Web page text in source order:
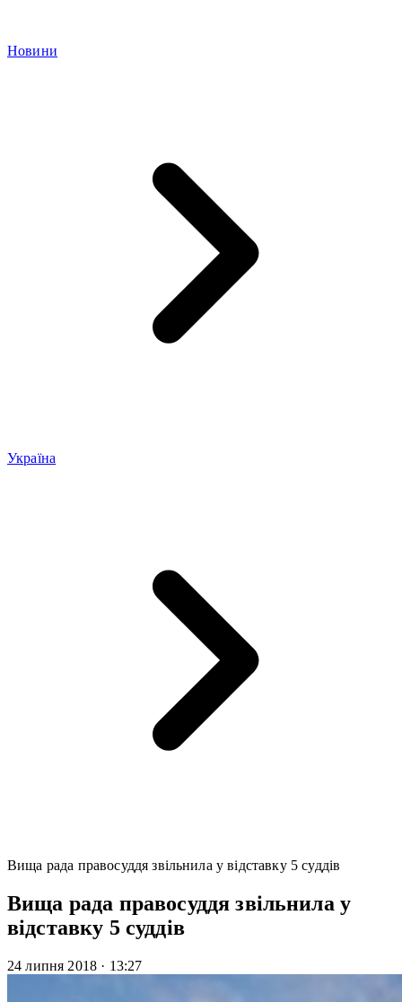
Новини
Україна
Вища рада правосуддя звільнила у відставку 5 суддів
Вища рада правосуддя звільнила у
відставку 5 суддів
24 липня 2018 · 13:27